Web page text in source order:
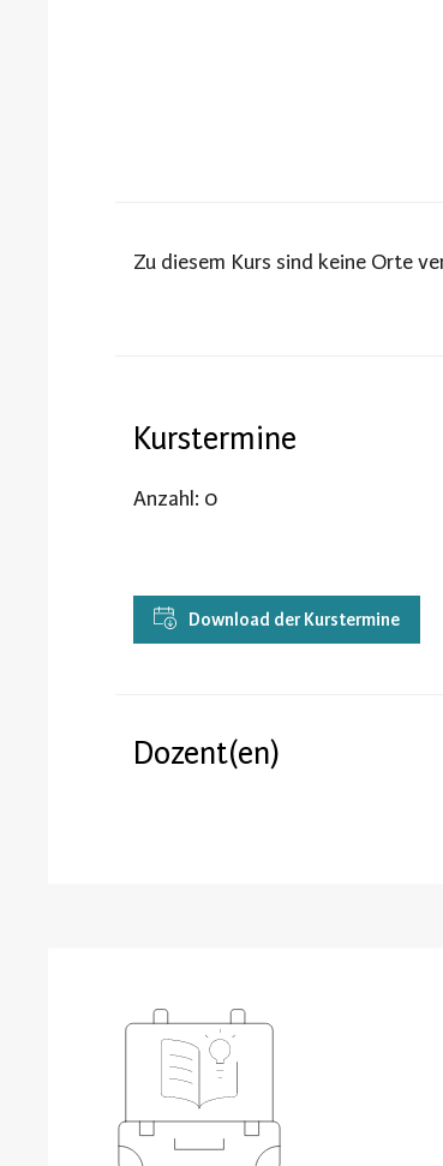
Zu diesem Kurs sind keine Orte
Kurstermine
Anzahl: 0
Download der Kurstermine
Dozent(en)